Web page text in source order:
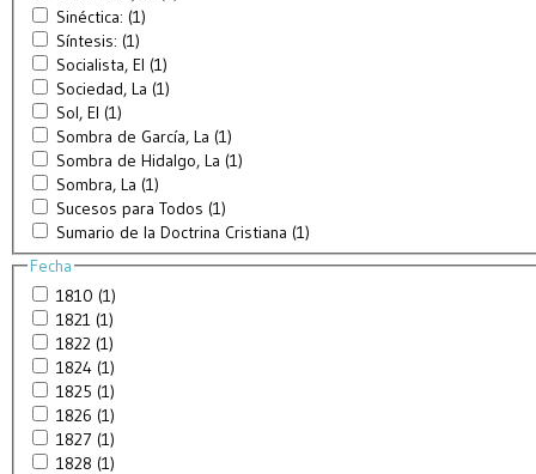
Sinéctica: (1)
Síntesis: (1)
Socialista, El (1)
Sociedad, La (1)
Sol, El (1)
Sombra de García, La (1)
Sombra de Hidalgo, La (1)
Sombra, La (1)
Sucesos para Todos (1)
Sumario de la Doctrina Cristiana (1)
Fecha
1810 (1)
1821 (1)
1822 (1)
1824 (1)
1825 (1)
1826 (1)
1827 (1)
1828 (1)